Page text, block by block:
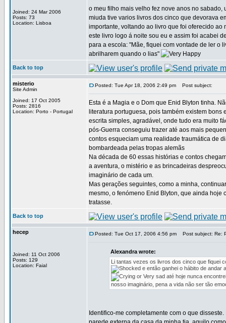
Joined: 24 Mar 2006
Posts: 73
Location: Lisboa
o meu filho mais velho fez nove anos no
miuda tive varios livros dos cinco que devorava
importante, voltando ao livro que foi oferecido
este livro logo á noite sou eu e assim foi acabei
para a escola: "Mãe, fiquei com vontade de ler o
abrilharem quando o lias"
Back to top
misterio
Site Admin
Joined: 17 Oct 2005
Posts: 2816
Location: Porto - Portugal
Posted: Tue Apr 18, 2006 2:49 pm Post subject:
Esta é a Magia e o Dom que Enid Blyton tinha.
literatura portuguesa, pois também existem
escrita simples, agradável, onde tudo era muito
pós-Guerra conseguiu trazer até aos mais
contos esqueciam uma realidade traumática de
bombardeada pelas tropas alemãs
Na década de 60 essas histórias e contos
a aventura, o mistério e as brincadeiras
imaginário de cada um.
Mas gerações seguintes, como a minha,
mesmo, o fenómeno Enid Blyton, que ainda
tratasse.
Back to top
hecep
Joined: 11 Oct 2006
Posts: 129
Location: Faial
Posted: Tue Oct 17, 2006 4:56 pm Post subject: Re:
Alexandra wrote:
Li tantas vezes os livros dos cinco que fiquei
e então ganhei o hábito de andar
até hoje nunca
nosso imaginário, pena a vida não ser tão
Identifico-me completamente com o que